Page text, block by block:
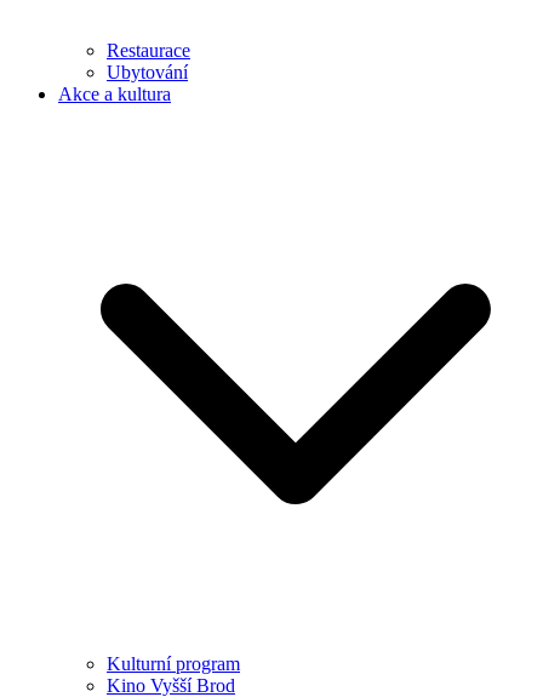
Restaurace
Ubytování
Akce a kultura
Kulturní program
Kino Vyšší Brod